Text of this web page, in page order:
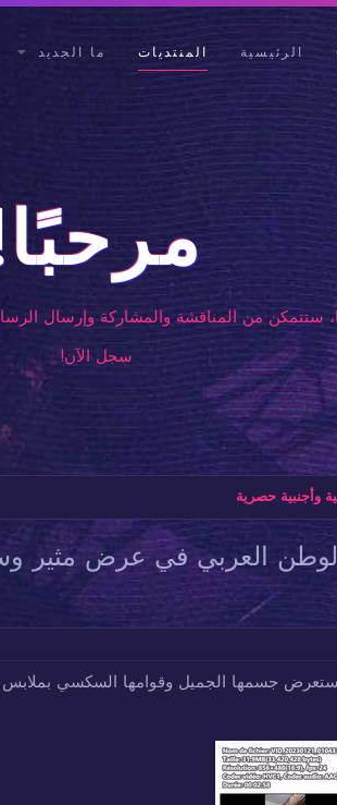
الرئيسية المنتديات ما الجديد
ستتمكن من المناقشة والمشاركة وإرسال
سجل الآن!
وأجنبية حصرية
العربي في عرض مثير
جسمها الجميل وقوامها السكسي